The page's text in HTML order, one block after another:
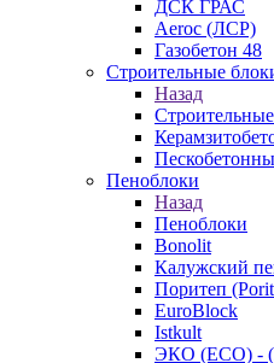
ДСК ГРАС
Aeroc (ЛСР)
Газобетон 48
Строительные
Назад
Пеноблоки
Назад
Пеноблоки
Bonolit
Калужский
Поритеп
EuroBlock
Istkult
ЭКО (ECO) -